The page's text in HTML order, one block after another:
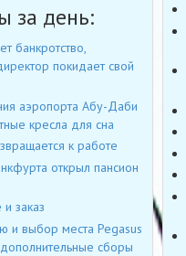
за день:
банкротство,
покидает свой
аэропорта Абу-Даби
кресла для сна
к работе
открыл пансион
заказ
и выбор места Pegasus
сборы